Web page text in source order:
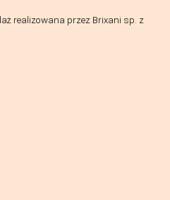
realizowana przez Brixani sp. z